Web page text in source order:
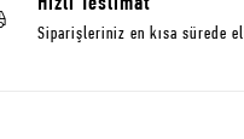
Siparişleriniz en kısa sürede